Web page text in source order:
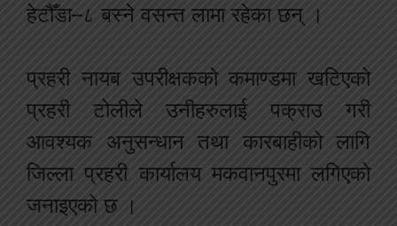
हेटौँडा–८ बस्ने वसन्त लामा रहेका छन् ।
प्रहरी नायब उपरीक्षकको कमाण्डमा खटिएको
प्रहरी टोलीले उनीहरुलाई पक्राउ गरी
आवश्यक अनुसन्धान तथा कारबाहीको लागि
जिल्ला प्रहरी कार्यालय मकवानपुरमा लगिएको
जनाइएको छ ।